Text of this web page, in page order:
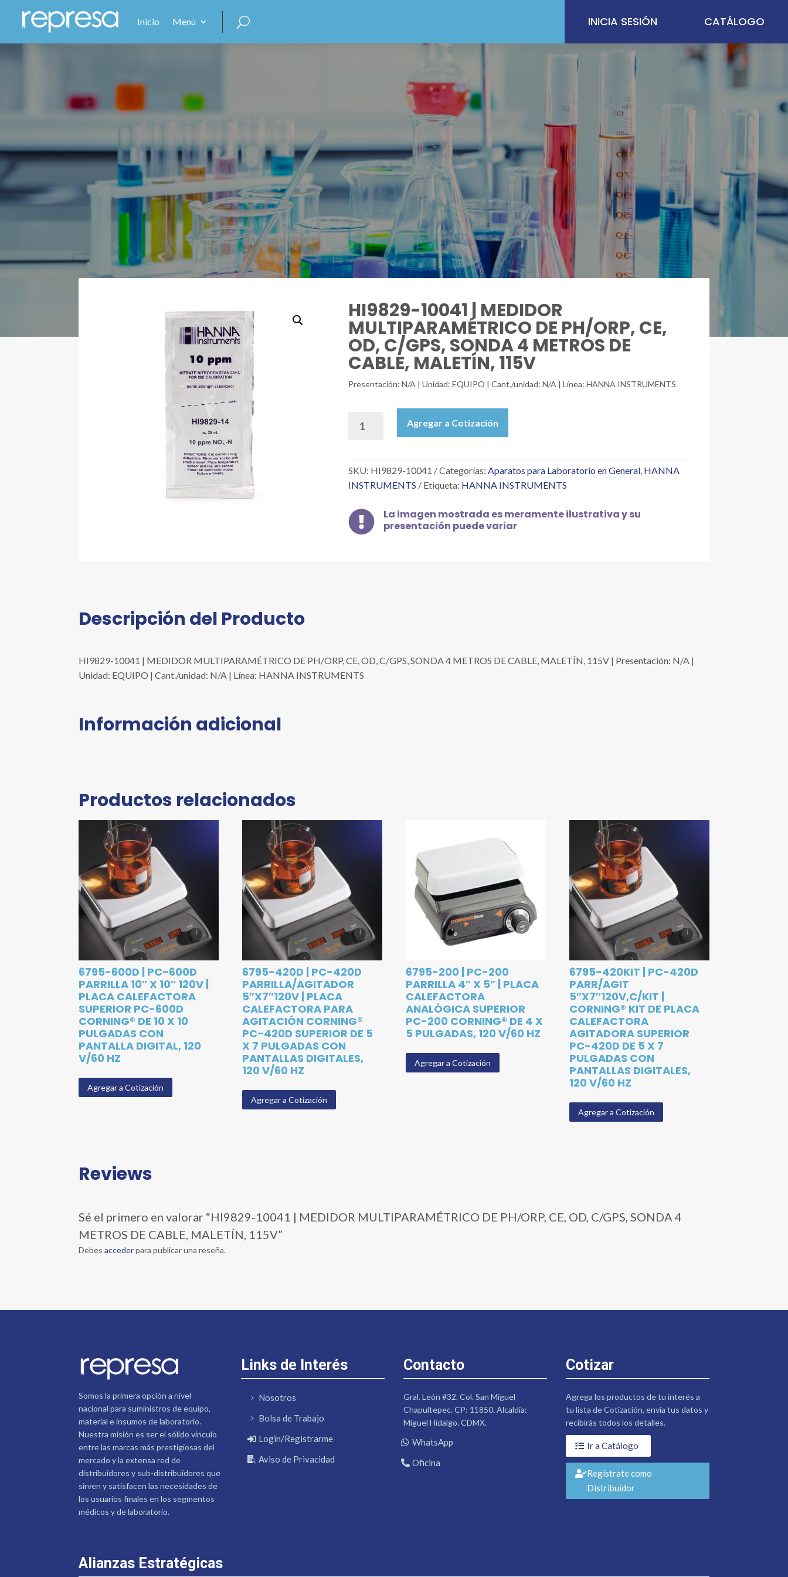
Inicio Menú INICIA SESIÓN CATÁLOGO
HI9829-10041 | MEDIDOR
MULTIPARAMÉTRICO DE PH/ORP, CE,
OD, C/GPS, SONDA 4 METROS DE
CABLE, MALETÍN, 115V
Presentación: N/A | Unidad: EQUIPO | Cant./unidad: N/A | Línea: HANNA INSTRUMENTS
10041
MEDIDOR
MULTIPARAMÉTRICO
DE
CE,
OD,
C/GPS,
Agregar a Cotización
SKU: HI9829-10041 Categorías:Aparatos para Laboratorio en General, HANNA
INSTRUMENTS
Etiqueta: HANNA INSTRUMENTS

La imagen mostrada es meramente ilustrativa y su
presentación puede variar
Descripción del Producto
HI9829-10041 | MEDIDOR MULTIPARAMÉTRICO DE PH/ORP, CE, OD, C/GPS, SONDA 4 METROS DE CABLE, MALETÍN, 115V | Presentación: N/A |
Unidad: EQUIPO | Cant./unidad: N/A | Línea: HANNA INSTRUMENTS
Información adicional
Productos relacionados
6795-600D | PC-600D
PARRILLA 10″ X 10″ 120V |
PLACA CALEFACTORA
SUPERIOR PC-600D
CORNING® DE 10 X 10
PULGADAS CON
PANTALLA DIGITAL, 120
V/60 HZ
Agregar a Cotización
6795-420D | PC-420D
PARRILLA/AGITADOR
5″X7″120V | PLACA
CALEFACTORA PARA
AGITACIÓN CORNING®
PC-420D SUPERIOR DE 5
X 7 PULGADAS CON
PANTALLAS DIGITALES,
120 V/60 HZ
Agregar a Cotización
6795-200 | PC-200
PARRILLA 4″ X 5″ | PLACA
CALEFACTORA
ANALÓGICA SUPERIOR
PC-200 CORNING® DE 4 X
5 PULGADAS, 120 V/60 HZ
Agregar a Cotización
6795-420KIT | PC-420D
PARR/AGIT
5″X7″120V,C/KIT |
CORNING® KIT DE PLACA
CALEFACTORA
AGITADORA SUPERIOR
PC-420D DE 5 X 7
PULGADAS CON
PANTALLAS DIGITALES,
120 V/60 HZ
Agregar a Cotización
Reviews
Sé el primero en valorar “HI9829-10041 | MEDIDOR MULTIPARAMÉTRICO DE PH/ORP, CE, OD, C/GPS, SONDA 4
METROS DE CABLE, MALETÍN, 115V”
Debesaccederpara publicar una reseña.
Somos la primera opción a nivel
nacional para suministros de equipo,
material e insumos de laboratorio.
Nuestra misión es ser el sólido vínculo
entre las marcas más prestigiosas del
mercado y la extensa red de
distribuidores y sub-distribuidores que
sirven y satisfacen las necesidades de
los usuarios finales en los segmentos
médicos y de laboratorio.
Links de Interés
Nosotros
Bolsa de Trabajo
Login/Registrarme
Aviso de Privacidad
Contacto
Gral. León #32. Col. San Miguel
Chapultepec. CP: 11850. Alcaldía:
Miguel Hidalgo. CDMX.
WhatsApp
Oficina
Cotizar
Agrega los productos de tu interés a
tu lista de Cotización, envía tus datos y
recibirás todos los detalles.
Ir a Catálogo
Regístrate como
Distribuidor
Alianzas Estratégicas